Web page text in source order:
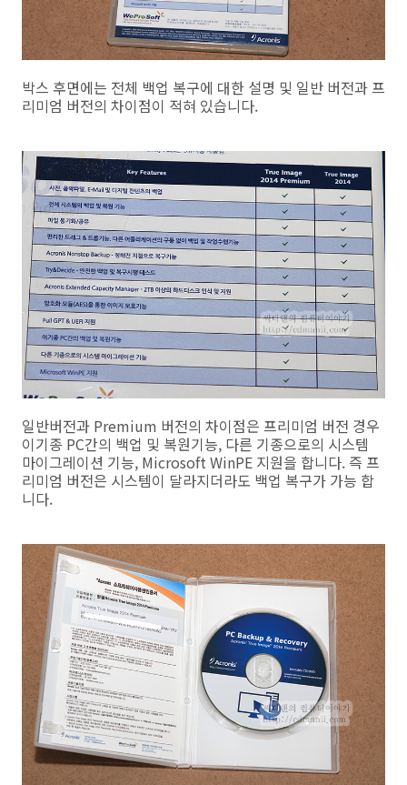
박스 후면에는 전체 백업 복구에 대한 설명 및 일반 버전과 프
리미엄 버전의 차이점이 적혀 있습니다.
일반버전과 Premium 버전의 차이점은 프리미엄 버전 경우
이기종 PC간의 백업 및 복원기능, 다른 기종으로의 시스템
마이그레이션 기능, Microsoft WinPE 지원을 합니다. 즉 프
리미엄 버전은 시스템이 달라지더라도 백업 복구가 가능 합
니다.